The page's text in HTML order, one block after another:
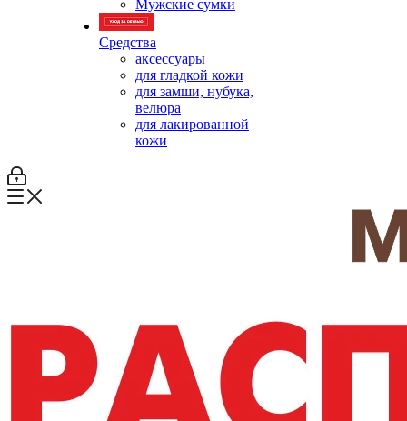
Мужские сумки
Средства
аксессуары
для гладкой кожи
для замши, нубука,
велюра
для лакированной
кожи